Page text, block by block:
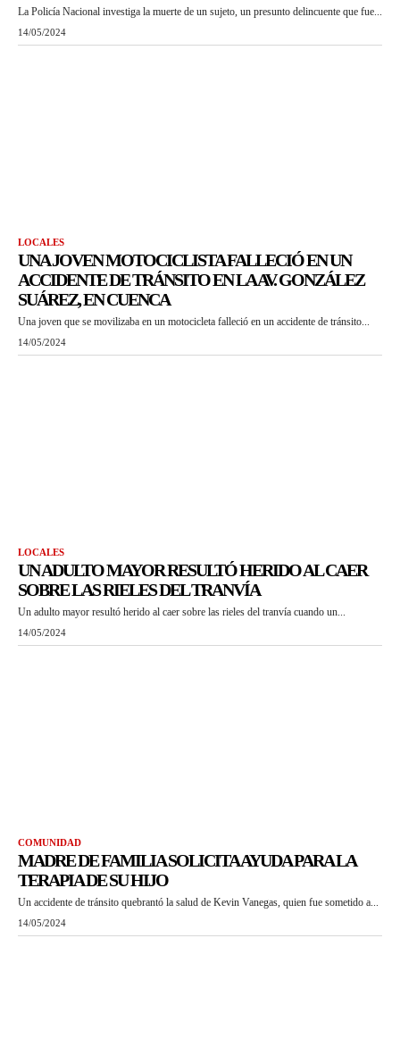
La Policía Nacional investiga la muerte de un sujeto, un presunto delincuente que fue...
14/05/2024
LOCALES
UNA JOVEN MOTOCICLISTA FALLECIÓ EN UN
ACCIDENTE DE TRÁNSITO EN LA AV. GONZÁLEZ
SUÁREZ, EN CUENCA
Una joven que se movilizaba en un motocicleta falleció en un accidente de tránsito...
14/05/2024
LOCALES
UN ADULTO MAYOR RESULTÓ HERIDO AL CAER
SOBRE LAS RIELES DEL TRANVÍA
Un adulto mayor resultó herido al caer sobre las rieles del tranvía cuando un...
14/05/2024
COMUNIDAD
MADRE DE FAMILIA SOLICITA AYUDA PARA LA
TERAPIA DE SU HIJO
Un accidente de tránsito quebrantó la salud de Kevin Vanegas, quien fue sometido a...
14/05/2024